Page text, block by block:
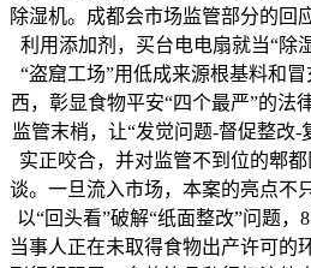
除湿机。成都会市场监管部分的回
利用添加剂，买台电电扇就当“除
“盗窟工场”用低成来源根基料和
西，彰显食物平安“四个最严”的法
监管末梢，让“发觉问题-督促整改-
实正咬合，并对监管不到位的郫
谈。一旦流入市场，本案的亮点不
以“回头看”破解“纸面整改”问题，
当事人正在未取得食物出产许可的